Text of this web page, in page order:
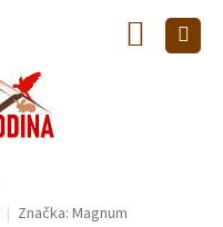
KOŠÍK
Značka: Magnum